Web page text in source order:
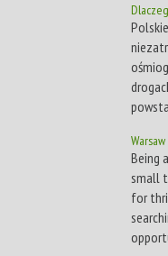
Being
small
for